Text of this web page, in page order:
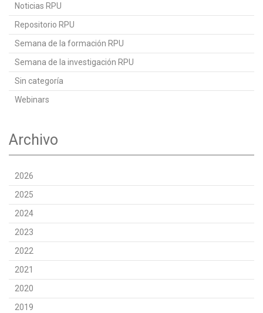
Noticias RPU
Repositorio RPU
Semana de la formación RPU
Semana de la investigación RPU
Sin categoría
Webinars
Archivo
2026
2025
2024
2023
2022
2021
2020
2019